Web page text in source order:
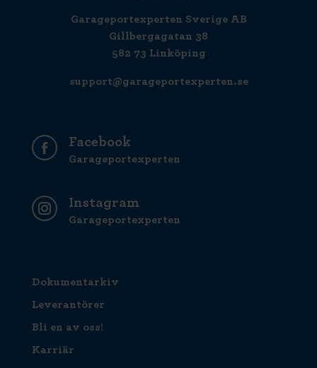
Garageportexperten Sverige AB
Gillbergagatan 38
582 73 Linköping
support@garageportexperten.se
Facebook
Garageportexperten
Instagram
Garageportexperten
Dokumentarkiv
Leverantörer
Bli en av oss!
Karriär